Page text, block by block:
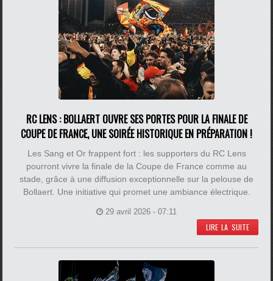
RC LENS : BOLLAERT OUVRE SES PORTES POUR LA FINALE DE
COUPE DE FRANCE, UNE SOIRÉE HISTORIQUE EN PRÉPARATION !
Les Sang et Or frappent fort : les supporters du RC Lens
pourront vivre la finale de la Coupe de France comme au
stade, grâce à une diffusion exceptionnelle sur la pelouse de
Bollaert. Une initiative qui promet une ambiance électrique.
29 avril 2026 - 07:11
LIRE LA SUITE